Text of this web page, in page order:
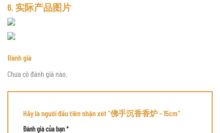
6. 实际产品图片
Đánh giá
Chưa có đánh giá nào.
Hãy là người đầu tiên nhận xét “佛手沉香香炉 – 15cm”
Đánh giá của bạn*